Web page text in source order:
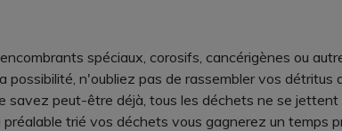
spéciaux, corosifs, cancérigènes ou
n'oubliez pas de rassembler vos détritus
savez peut-être déjà, tous les déchets ne se jettent
trié vos déchets vous gagnerez un temps